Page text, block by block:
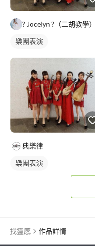
? Jocelyn ?（二胡教學）
樂團表演
典樂律
樂團表演
找靈感 作品詳情